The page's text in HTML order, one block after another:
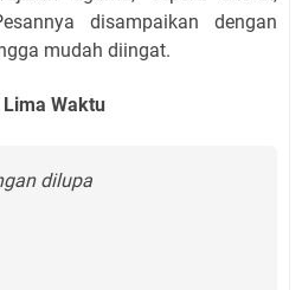
disampaikan dengan
mudah diingat.
Waktu
dilupa